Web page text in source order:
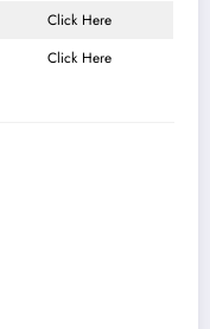
Click Here
Click Here